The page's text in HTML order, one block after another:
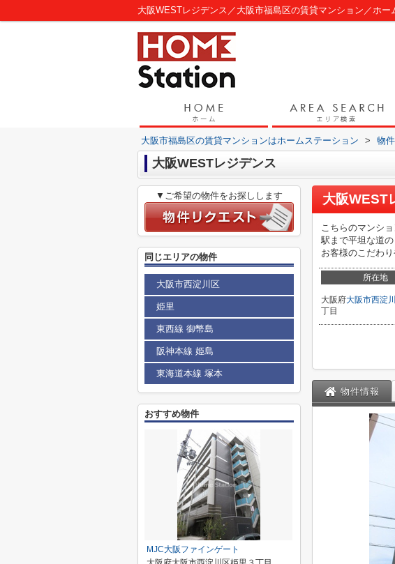
大阪WESTレジデンス／大阪市福島区の賃貸マンション／ホー
大阪市福島区の賃貸マンションはホームステーション > 物
大阪WESTレジデンス
大阪WEST
こちらのマンシ
駅まで平坦な道
お客様のこだわ
所在地
大阪府大阪市西淀
丁目
物件情報
▼ご希望の物件をお探しします
同じエリアの物件
大阪市西淀川区
姫里
東西線 御幣島
阪神本線 姫島
東海道本線 塚本
おすすめ物件
MJC大阪ファインゲート